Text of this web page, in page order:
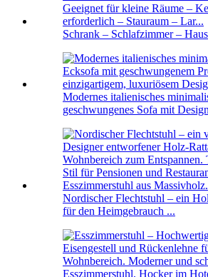
Schrank – Schlafzimmer –
Modernes italienisches
geschwungenes Sofa mit
Nordischer Flechtstuhl – ein
für den Heimgebrauch ...